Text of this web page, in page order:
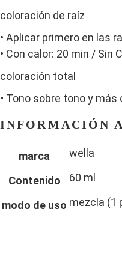
coloración de raíz
• Aplicar primero en las
• Con calor: 20 min / Sin
coloración total
• Tono sobre tono y
INFORMACIÓN
marca wella
Contenido 60 ml
modo de uso mezcla (1